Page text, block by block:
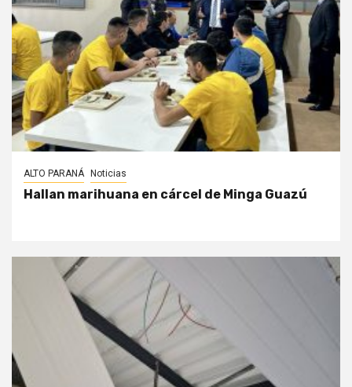
ALTO PARANÁ Noticias
Hallan marihuana en cárcel de Minga Guazú